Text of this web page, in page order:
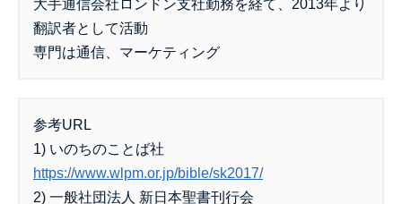
大手通信会社ロンドン支社勤務を経て、2013年より
翻訳者として活動
専門は通信、マーケティング
参考URL
1) いのちのことば社
https://www.wlpm.or.jp/bible/sk2017/
2) 一般社団法人 新日本聖書刊行会